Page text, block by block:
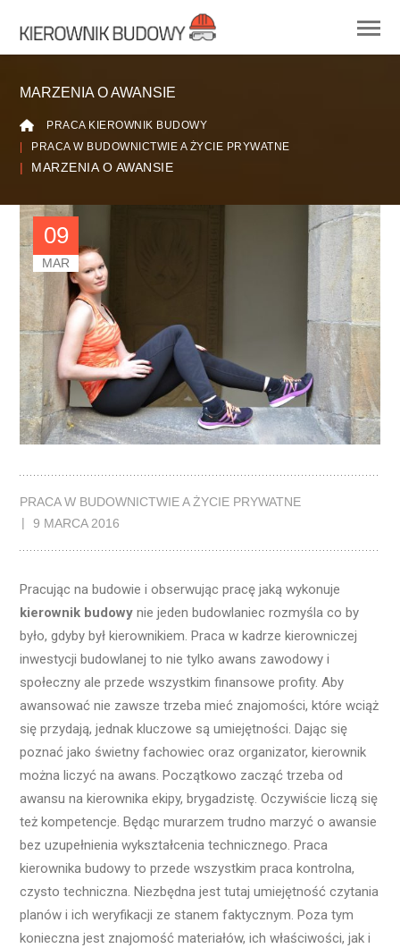
MARZENIA O AWANSIE
PRACA KIEROWNIK BUDOWY
PRACA W BUDOWNICTWIE A ŻYCIE PRYWATNE
MARZENIA O AWANSIE
09
MAR
PRACA W BUDOWNICTWIE A ŻYCIE PRYWATNE
9 MARCA 2016
Pracując na budowie i obserwując pracę jaką wykonuje
kierownik budowy nie jeden budowlaniec rozmyśla co by
było, gdyby był kierownikiem. Praca w kadrze kierowniczej
inwestycji budowlanej to nie tylko awans zawodowy i
społeczny ale przede wszystkim finansowe profity. Aby
awansować nie zawsze trzeba mieć znajomości, które wciąż
się przydają, jednak kluczowe są umiejętności. Dając się
poznać jako świetny fachowiec oraz organizator, kierownik
można liczyć na awans. Początkowo zacząć trzeba od
awansu na kierownika ekipy, brygadzistę. Oczywiście liczą się
też kompetencje. Będąc murarzem trudno marzyć o awansie
bez uzupełnienia wykształcenia technicznego. Praca
kierownika budowy to przede wszystkim praca kontrolna,
czysto techniczna. Niezbędna jest tutaj umiejętność czytania
planów i ich weryfikacji ze stanem faktycznym. Poza tym
konieczna jest znajomość materiałów, ich właściwości, jak i